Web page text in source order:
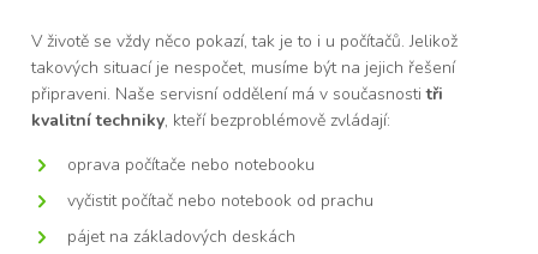
V životě se vždy něco pokazí, tak je to i u počítačů. Jelikož
takových situací je nespočet, musíme být na jejich řešení
připraveni. Naše servisní oddělení má v současnostitři
kvalitní techniky, kteří bezproblémově zvládají:
oprava počítače nebo notebooku
vyčistit počítač nebo notebook od prachu
pájet na základových deskách